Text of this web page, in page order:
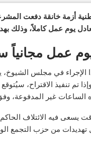
يوم عمل كاملاً، وذلك
عمل مجانياً
في مجلس الشيوخ،
الساعات غير المدفوعة،
من حزب التجمع